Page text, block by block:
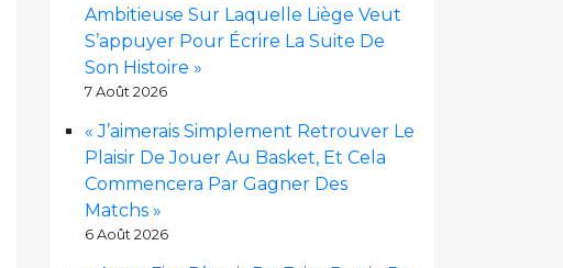
Ambitieuse Sur Laquelle Liège Veut
S’appuyer Pour Écrire La Suite De
Son Histoire »
7 Août 2026
« J’aimerais Simplement Retrouver Le
Plaisir De Jouer Au Basket, Et Cela
Commencera Par Gagner Des
Matchs »
6 Août 2026